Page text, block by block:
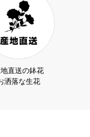
直送の鉢花
洒落な生花